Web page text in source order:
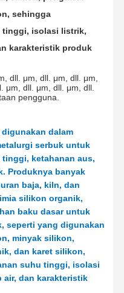
Kita
Wisata
Pabrik
Quote
sehingga
tinggi, isolasi listrik,
karakteristik produk
, dll. μm , dll. μm , dll. μm
μm , dll. μm , dll. μm , dll.
pengguna.
dalam
serbuk untuk
ketahanan aus,
Produknya banyak
baja, kiln, dan
silikon organik,
baku dasar untuk
seperti yang digunakan
minyak silikon,
dan karet silikon,
suhu tinggi, isolasi
air, dan karakteristik